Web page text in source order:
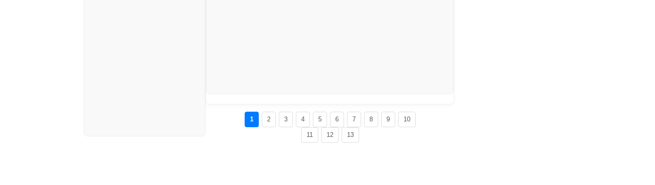
1 2 3 4 5 6 7 8 9 10
11 12 13